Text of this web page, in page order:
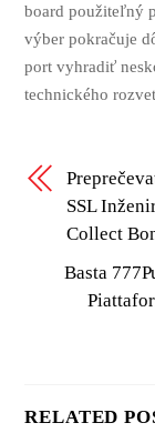
board použiteľný
výber pokračuje
port vyhradiť
technického
SSL
Collect
Basta
RELATED